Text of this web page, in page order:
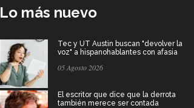
Lo más nuevo
Tec y UT Austin buscan "devolver la
voz" a hispanohablantes con afasia
05 Agosto 2026
El escritor que dice que la derrota
también merece ser contada